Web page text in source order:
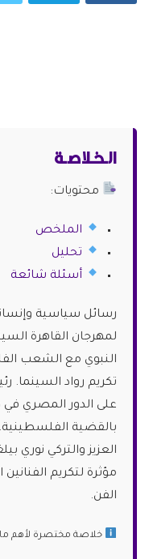
الـخـلاصـة
محتويات:
الملخص
تحليل
أسئلة شائعة
لمهرجان القاهرة
النبوي مع الشعب
تكريم رواد
على الدور المصري
بالقضية
العزيز والتركي نوري
مؤثرة لتكريم
الفن.
خلاصة مختصرة لأهم ما